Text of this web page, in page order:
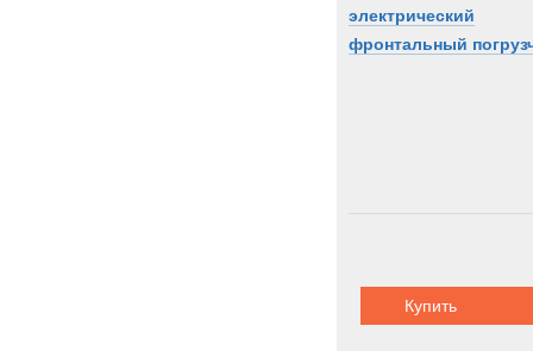
электрический
фронтальный
Купить